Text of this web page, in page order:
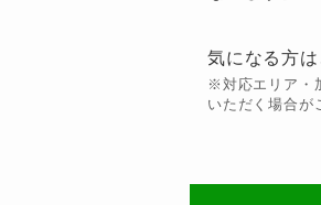
気になる方は
※対応エリア・
いただく場合が